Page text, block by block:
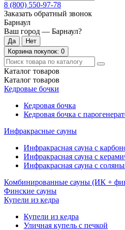
8 (800) 550-97-78
Заказать обратный звонок
Барнаул
Ваш город — Барнаул?
Корзинапокупок: 0
Каталог товаров
Каталог товаров
Кедровые бочки
Кедровая бочка
Кедровая бочка с
Инфракрасные сауны
Инфракрасная сауна с
Инфракрасная сауна с
Инфракрасная сауна с
Комбинированные сауны (ИК +
Финские сауны
Купели из кедра
Купели из кедра
Уличная купель с печкой